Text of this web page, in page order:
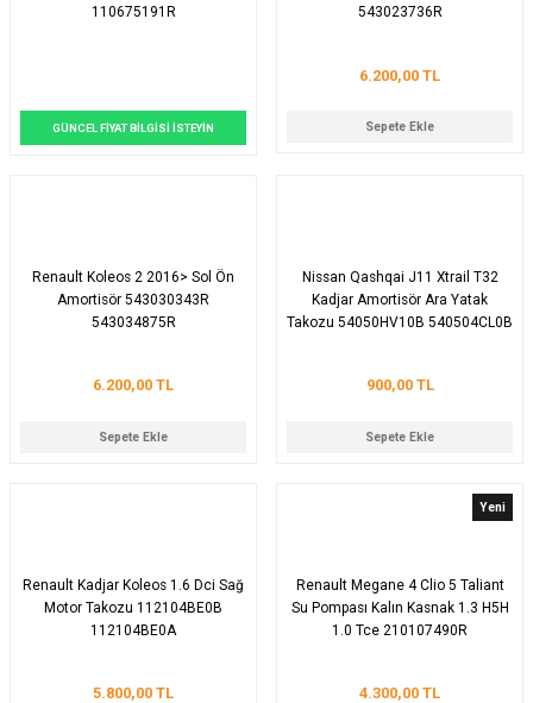
110675191R
GÜNCEL FİYAT BİLGİSİ İSTEYİN
543023736R
6.200,00 TL
Sepete Ekle
Renault Koleos 2 2016> Sol Ön
Amortisör 543030343R
543034875R
6.200,00 TL
Sepete Ekle
Nissan Qashqai J11 Xtrail T32
Kadjar Amortisör Ara Yatak
Takozu 54050HV10B 540504CL0B
900,00 TL
Sepete Ekle
Renault Kadjar Koleos 1.6 Dci Sağ
Motor Takozu 112104BE0B
112104BE0A
5.800,00 TL
Yeni
Renault Megane 4 Clio 5 Taliant
Su Pompası Kalın Kasnak 1.3 H5H
1.0 Tce 210107490R
4.300,00 TL